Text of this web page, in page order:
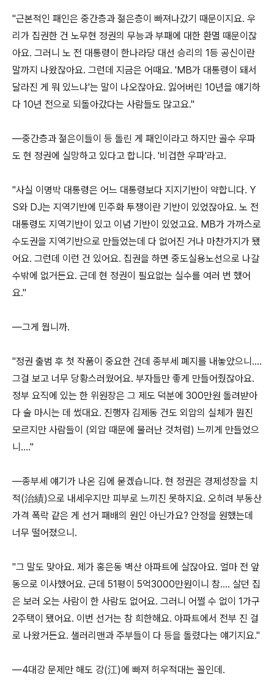
"근본적인 패인은 중간층과 젊은층이 빠져나갔기 때문이지요. 우
리가 집권한 건 노무현 정권의 무능과 부패에 대한 환멸 때문이잖
아요. 그러니 노 전 대통령이 한나라당 대선 승리의 1등 공신이란
말까지 나왔잖아요. 그런데 지금은 어때요. 'MB가 대통령이 돼서
달라진 게 뭐 있느냐'는 말이 나오잖아요. 잃어버린 10년을 얘기하
다 10년 전으로 되돌아갔다는 사람들도 많고요."
―중간층과 젊은이들이 등 돌린 게 패인이라고 하지만 골수 우파
도 현 정권에 실망하고 있다고 합니다. '비겁한 우파'라고.
"사실 이명박 대통령은 어느 대통령보다 지지기반이 약합니다. Y
S와 DJ는 지역기반에 민주화 투쟁이란 기반이 있었잖아요. 노 전
대통령도 지역기반이 있고 이념 기반이 있었고요. MB가 가까스로
수도권을 지역기반으로 만들었는데 다 없어진 거나 마찬가지가 됐
어요. 그런데 이런 건 있어요. 집권을 하면 중도실용노선으로 나갈
수밖에 없거든요. 근데 현 정권이 필요없는 실수를 여러 번 했어
요."
―그게 뭡니까.
"정권 출범 후 첫 작품이 중요한 건데 종부세 폐지를 내놓았으니….
그걸 보고 너무 당황스러웠어요. 부자들만 좋게 만들어줬잖아요.
정부 요직에 있는 한 위원장은 그 제도 덕분에 300만원 돌려받아
다 술 마시는 데 썼대요. 진행자 김제동 건도 외압의 실체가 뭔진
모르지만 사람들이 (외압 때문에 물러난 것처럼) 느끼게 만들었으
니…."
―종부세 얘기가 나온 김에 묻겠습니다. 현 정권은 경제성장을 치
적(治績)으로 내세우지만 피부로 느끼진 못하지요. 오히려 부동산
가격 폭락 같은 게 선거 패배의 원인 아닌가요? 안정을 원했는데
너무 떨어졌으니.
"그 말도 맞아요. 제가 홍은동 벽산 아파트에 살잖아요. 얼마 전 앞
동으로 이사했어요. 근데 51평이 5억3000만원이니 참…. 살던 집
은 보러 오는 사람이 한 사람도 없어요. 그러니 어쩔 수 없이 1가구
2주택이 됐어요. 이번 선거는 참 희한해요. 아파트에서 전부 진 걸
로 나왔거든요. 샐러리맨과 주부들이 다 등을 돌렸다는 얘기지요."
―4대강 문제만 해도 강(江)에 빠져 허우적대는 꼴인데.